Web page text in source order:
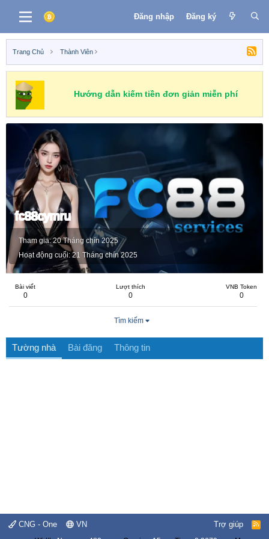
Đăng nhập Đăng ký
Trang Chủ Thành Viên
Hướng dẫn kiếm tiền đơn giản miễn phí
fc88cymru
Tham gia 20 Tháng chín 2025
Hoạt động cuối 21 Tháng chín 2025
Bài viết
0
Lượt thích
0
VNB Token
0
Tìm kiếm
Tường nhà Bài đăng Thông tin
CNG - One VN Trợ giúp
R